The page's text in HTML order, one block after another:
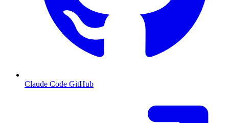
Claude Code GitHub